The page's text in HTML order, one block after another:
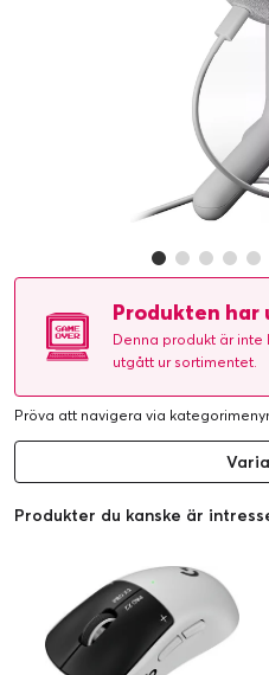
Produkten
Denna produkt är
utgått ur sortimentet.
Pröva att navigera via
Produkter du kanske är